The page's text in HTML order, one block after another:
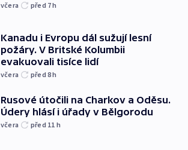
včera před 7h
Kanadu i Evropu dál sužují lesní
požáry. V Britské Kolumbii
evakuovali tisíce lidí
včera před 8h
Rusové útočili na Charkov a Oděsu.
Údery hlásí i úřady v Bělgorodu
včera před 11 h